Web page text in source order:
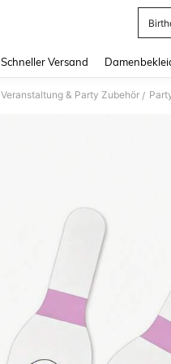
Schneller Versand
Veranstaltung & Party Zubehör /